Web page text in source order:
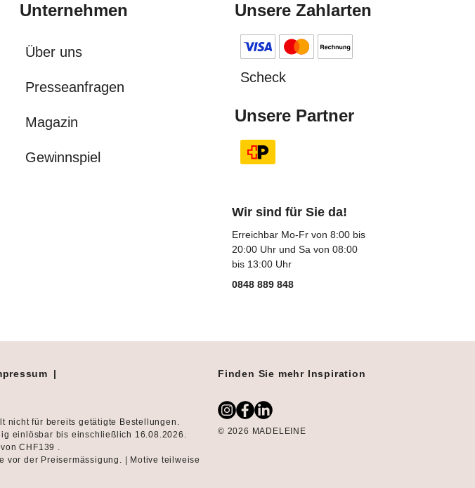
Unternehmen
Über uns
Presseanfragen
Magazin
Gewinnspiel
Unsere Zahlarten
Scheck
Unsere Partner
Wir sind für Sie da!
Erreichbar Mo-Fr von 8:00 bis
20:00 Uhr und Sa von 08:00
bis 13:00 Uhr
0848 889 848
|
nicht für bereits getätigte Bestellungen.
einlösbar bis einschließlich 16.08.2026.
CHF139 .
vor der Preisermässigung. | Motive teilweise
Finden Sie mehr Inspiration
© 2026 MADELEINE